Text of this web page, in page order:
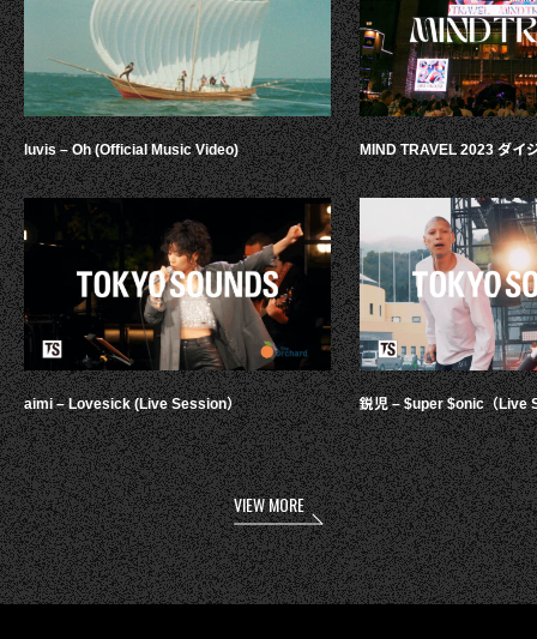
luvis – Oh (Official Music Video)
aimi – Lovesick (Live Session）
MIND TRAVEL 2023 ダイ
鋭児 – $uper $onic（Live
VIEW MORE